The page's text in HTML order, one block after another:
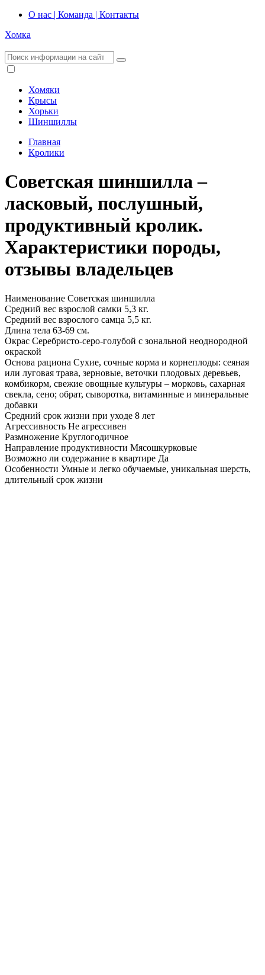
О нас | Команда | Контакты
Хомка
Хомяки
Крысы
Хорьки
Шиншиллы
Главная
Кролики
Советская шиншилла –
ласковый, послушный,
продуктивный кролик.
Характеристики породы,
отзывы владельцев
Наименование Советская шиншилла
Средний вес взрослой самки 5,3 кг.
Средний вес взрослого самца 5,5 кг.
Длина тела 63-69 см.
Окрас Серебристо-серо-голубой с зональной неоднородной
окраской
Основа рациона Сухие, сочные корма и корнеплоды: сеяная
или луговая трава, зерновые, веточки плодовых деревьев,
комбикорм, свежие овощные культуры – морковь, сахарная
свекла, сено; обрат, сыворотка, витаминные и минеральные
добавки
Средний срок жизни при уходе 8 лет
Агрессивность Не агрессивен
Размножение Круглогодичное
Направление продуктивности Мясошкурковые
Возможно ли содержание в квартире Да
Особенности Умные и легко обучаемые, уникальная шерсть,
длительный срок жизни